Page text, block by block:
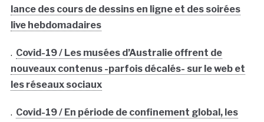
lance des cours de dessins en ligne et des soirées
live hebdomadaires
. Covid-19 / Les musées d’Australie offrent de
nouveaux contenus -parfois décalés- sur le web et
les réseaux sociaux
. Covid-19 / En période de confinement global, les